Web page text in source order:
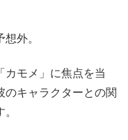
外。
カモメ」に焦点を当
のキャラクターとの関